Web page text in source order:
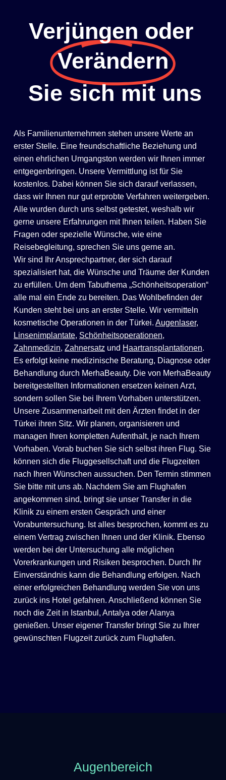
Verjüngen oder
Verändern
Sie sich mit uns
Als Familienunternehmen stehen unsere Werte an
erster Stelle. Eine freundschaftliche Beziehung und
einen ehrlichen Umgangston werden wir Ihnen immer
entgegenbringen. Unsere Vermittlung ist für Sie
kostenlos. Dabei können Sie sich darauf verlassen,
dass wir Ihnen nur gut erprobte Verfahren weitergeben.
Alle wurden durch uns selbst getestet, weshalb wir
gerne unsere Erfahrungen mit Ihnen teilen. Haben Sie
Fragen oder spezielle Wünsche, wie eine
Reisebegleitung, sprechen Sie uns gerne an.
Wir sind Ihr Ansprechpartner, der sich darauf
spezialisiert hat, die Wünsche und Träume der Kunden
zu erfüllen. Um dem Tabuthema „Schönheitsoperation“
alle mal ein Ende zu bereiten. Das Wohlbefinden der
Kunden steht bei uns an erster Stelle. Wir vermitteln
kosmetische Operationen in der Türkei. Augenlaser,
Linsenimplantate, Schönheitsoperationen,
Zahnmedizin, Zahnersatz und Haartransplantationen.
Es erfolgt keine medizinische Beratung, Diagnose oder
Behandlung durch MerhaBeauty. Die von MerhaBeauty
bereitgestellten Informationen ersetzen keinen Arzt,
sondern sollen Sie bei Ihrem Vorhaben unterstützen.
Unsere Zusammenarbeit mit den Ärzten findet in der
Türkei ihren Sitz. Wir planen, organisieren und
managen Ihren kompletten Aufenthalt, je nach Ihrem
Vorhaben. Vorab buchen Sie sich selbst ihren Flug. Sie
können sich die Fluggesellschaft und die Flugzeiten
nach Ihren Wünschen aussuchen. Den Termin stimmen
Sie bitte mit uns ab. Nachdem Sie am Flughafen
angekommen sind, bringt sie unser Transfer in die
Klinik zu einem ersten Gespräch und einer
Vorabuntersuchung. Ist alles besprochen, kommt es zu
einem Vertrag zwischen Ihnen und der Klinik. Ebenso
werden bei der Untersuchung alle möglichen
Vorerkrankungen und Risiken besprochen. Durch Ihr
Einverständnis kann die Behandlung erfolgen. Nach
einer erfolgreichen Behandlung werden Sie von uns
zurück ins Hotel gefahren. Anschließend können Sie
noch die Zeit in Istanbul, Antalya oder Alanya
genießen. Unser eigener Transfer bringt Sie zu Ihrer
gewünschten Flugzeit zurück zum Flughafen.
Augenbereich